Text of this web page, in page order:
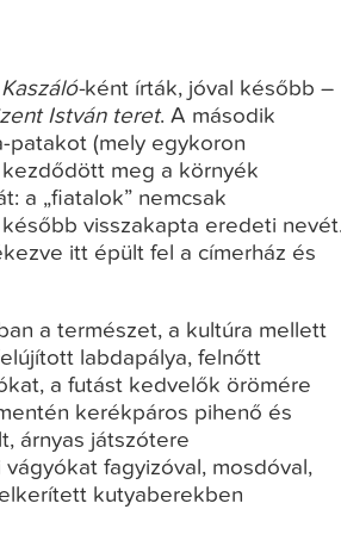
ként írták, jóval később –
István teret. A második
patakot (mely egykoron
meg a környék
a „fiatalok” nemcsak
visszakapta eredeti
itt épült fel a címerház és
a természet, a kultúra mellett
labdapálya, felnőtt
a futást kedvelők örömére
kerékpáros pihenő és
árnyas játszótere
fagyizóval, mosdóval,
kutyaberekben